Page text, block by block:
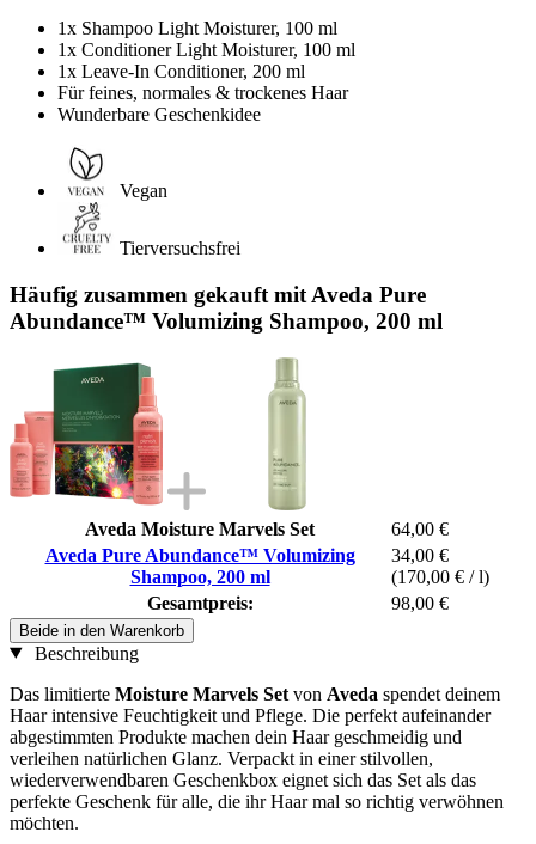
1x Shampoo Light Moisturer, 100 ml
1x Conditioner Light Moisturer, 100 ml
1x Leave-In Conditioner, 200 ml
Für feines, normales & trockenes Haar
Wunderbare Geschenkidee
Vegan
Tierversuchsfrei
Häufig zusammen gekauft mit Aveda Pure
Abundance™ Volumizing Shampoo, 200 ml
Aveda Moisture Marvels Set
64,00 €
Aveda Pure Abundance™ Volumizing
Shampoo, 200 ml
34,00 €
(170,00 € / l)
Gesamtpreis:
98,00 €
Beide in den Warenkorb
Beschreibung
Das limitierte Moisture Marvels Set von Aveda spendet deinem
Haar intensive Feuchtigkeit und Pflege. Die perfekt aufeinander
abgestimmten Produkte machen dein Haar geschmeidig und
verleihen natürlichen Glanz. Verpackt in einer stilvollen,
wiederverwendbaren Geschenkbox eignet sich das Set als das
perfekte Geschenk für alle, die ihr Haar mal so richtig verwöhnen
möchten.